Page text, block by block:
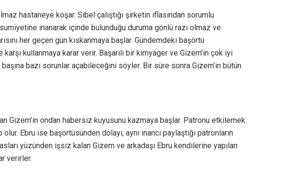
hastaneye koşar. Sibel çalıştığı şirketin iflasından sorumlu
inanarak içinde bulunduğu duruma gönlü razı olmaz ve
her geçen gün kıskanmaya başlar. Gündemdeki başörtü
kullanmaya karar verir. Başarılı bir kimyager ve Gizem’in çok iyi
bazı sorunlar açabileceğini söyler. Bir süre sonra Gizem’in bütün
Gizem’in ondan habersiz kuyusunu kazmaya başlar. Patronu etkilemek
Ebru ise başörtüsünden dolayı, aynı inancı paylaştığı patronların
yüzünden işsiz kalan Gizem ve arkadaşı Ebru kendilerine yapılan
verirler.